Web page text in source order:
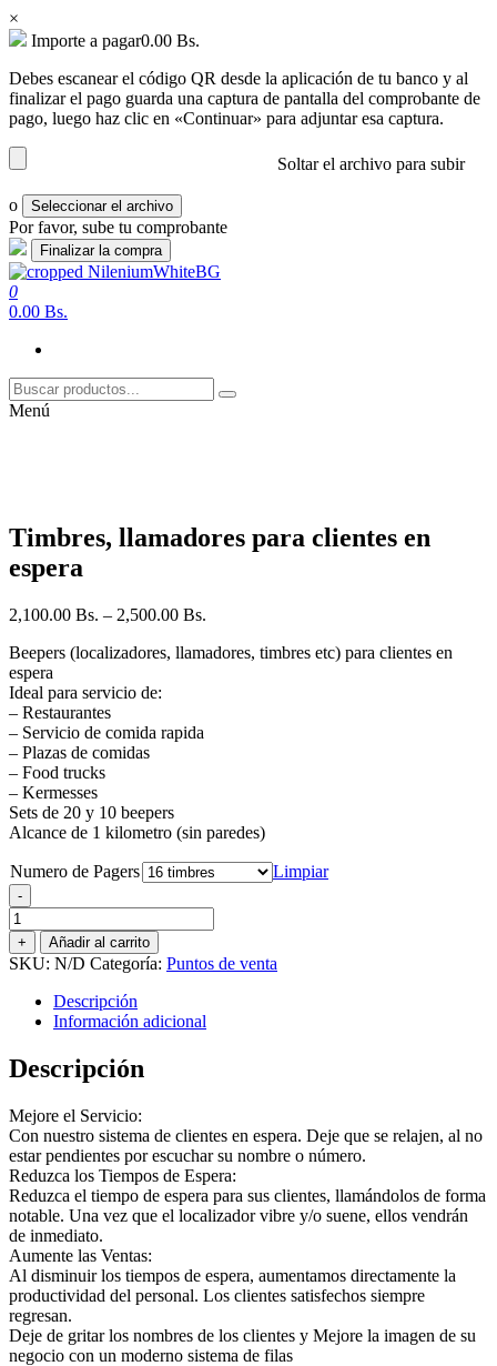
×
Importe a pagar0.00 Bs.
Debes escanear el código QR desde la aplicación de tu banco y al
finalizar el pago guarda una captura de pantalla del comprobante de
pago, luego haz clic en «Continuar» para adjuntar esa captura.
Soltar el archivo para subir
o Seleccionar el archivo
Por favor, sube tu comprobante
Saltar
al
contenido
nilenium.net
Soluciones
0
0.00 Bs.
Menú
Timbres, llamadores para clientes en
espera
2,100.00 Bs. – 2,500.00 Bs.
Beepers (localizadores, llamadores, timbres etc) para clientes en
espera
Ideal para servicio de:
– Restaurantes
– Servicio de comida rapida
– Plazas de comidas
– Food trucks
– Kermesses
Sets de 20 y 10 beepers
Alcance de 1 kilometro (sin paredes)
Numero de Pagers Limpiar
-
Timbres,
llamadores
para
clientes
espera
cantidad
+ Añadir al carrito
SKU: N/D Categoría: Puntos de venta
Descripción
Información adicional
Descripción
Mejore el Servicio:
Con nuestro sistema de clientes en espera. Deje que se relajen, al no
estar pendientes por escuchar su nombre o número.
Reduzca los Tiempos de Espera:
Reduzca el tiempo de espera para sus clientes, llamándolos de forma
notable. Una vez que el localizador vibre y/o suene, ellos vendrán
de inmediato.
Aumente las Ventas:
Al disminuir los tiempos de espera, aumentamos directamente la
productividad del personal. Los clientes satisfechos siempre
regresan.
Deje de gritar los nombres de los clientes y Mejore la imagen de su
negocio con un moderno sistema de filas